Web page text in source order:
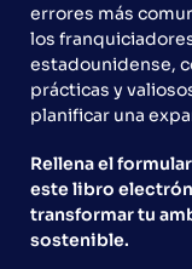
Quien haya
más de dos
marca nacida
una fuerte
transformar esta
Con esta
errores más
los
estadounidense,
prácticas y
planificar una
Rellena el
este libro
transformar tu
sostenible.